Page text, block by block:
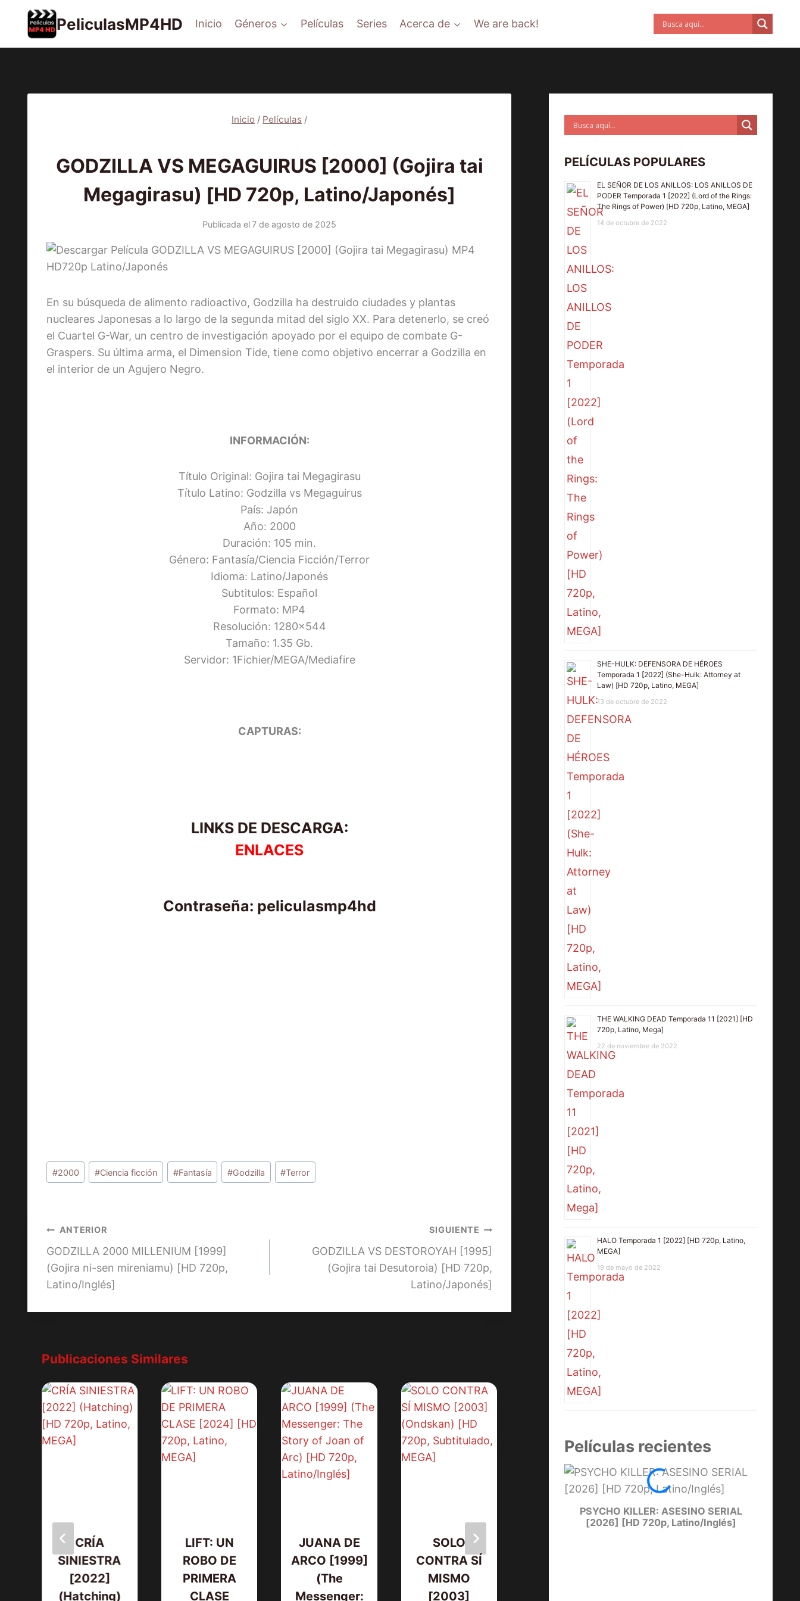
contenido
PeliculasMP4HD Inicio Géneros Películas Series Acerca de We are back!
Inicio / Películas /
GODZILLA VS MEGAGUIRUS [2000] (Gojira tai
Megagirasu) [HD 720p, Latino/Japonés]
Publicada el7 de agosto de 2025
En su búsqueda de alimento radioactivo, Godzilla ha destruido ciudades y plantas
nucleares Japonesas a lo largo de la segunda mitad del siglo XX. Para detenerlo, se creó
el Cuartel G-War, un centro de investigación apoyado por el equipo de combate G-
Graspers. Su última arma, el Dimension Tide, tiene como objetivo encerrar a Godzilla en
el interior de un Agujero Negro.
INFORMACIÓN:
Título Original: Gojira tai Megagirasu
Título Latino: Godzilla vs Megaguirus
País: Japón
Año: 2000
Duración: 105 min.
Género: Fantasía/Ciencia Ficción/Terror
Idioma: Latino/Japonés
Subtitulos: Español
Formato: MP4
Resolución: 1280×544
Tamaño: 1.35 Gb.
Servidor: 1Fichier/MEGA/Mediafire
CAPTURAS:
LINKS DE DESCARGA:
ENLACES
Contraseña: peliculasmp4hd
Etiquetas
de
#2000 #Ciencia ficción #Fantasía #Godzilla #Terror
Navegación
de
entradas
ANTERIOR
GODZILLA 2000 MILLENIUM [1999]
(Gojira ni-sen mireniamu) [HD 720p,
Latino/Inglés]
SIGUIENTE
GODZILLA VS DESTOROYAH [1995]
(Gojira tai Desutoroia) [HD 720p,
Latino/Japonés]
Publicaciones Similares
CRÍA
SINIESTRA
[2022]
(Hatching)
LIFT: UN
ROBO DE
PRIMERA
CLASE
JUANA DE
ARCO [1999]
(The
Messenger:
SOLO
CONTRA SÍ
MISMO
[2003]
PELÍCULAS POPULARES
EL SEÑOR DE LOS ANILLOS: LOS ANILLOS DE
PODER Temporada 1 [2022] (Lord of the Rings:
The Rings of Power) [HD 720p, Latino, MEGA]
14 de octubre de 2022
SHE-HULK: DEFENSORA DE HÉROES
Temporada 1 [2022] (She-Hulk: Attorney at
Law) [HD 720p, Latino, MEGA]
13 de octubre de 2022
THE WALKING DEAD Temporada 11 [2021] [HD
720p, Latino, Mega]
22 de noviembre de 2022
HALO Temporada 1 [2022] [HD 720p, Latino,
MEGA]
19 de mayo de 2022
Películas recientes
PSYCHO KILLER: ASESINO SERIAL
[2026] [HD 720p, Latino/Inglés]